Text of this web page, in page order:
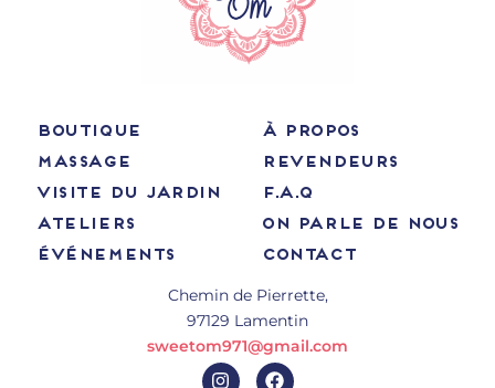
BOUTIQUE
MASSAGE
VISITE DU JARDIN
ATELIERS
ÉVÉNEMENTS
À PROPOS
REVENDEURS
F.A.Q
ON PARLE DE NOUS
CONTACT
Chemin de Pierrette,
97129 Lamentin
sweetom971@gmail.com
I
F